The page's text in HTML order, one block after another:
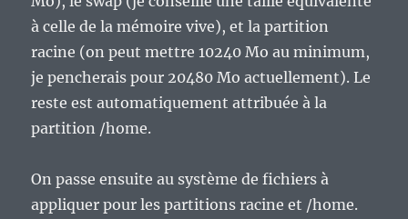
à celle de la mémoire vive), et la partition
racine (on peut mettre 10240 Mo au minimum,
je pencherais pour 20480 Mo actuellement). Le
reste est automatiquement attribuée à la
partition /home.
On passe ensuite au système de fichiers à
appliquer pour les partitions racine et /home.